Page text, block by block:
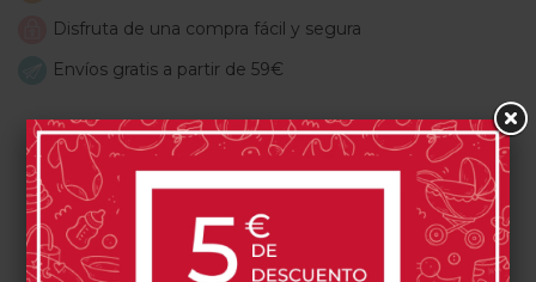
Disfruta de una compra fácil y segura
Envíos gratis a partir de 59€
PRODUCTOS RELACIONADOS